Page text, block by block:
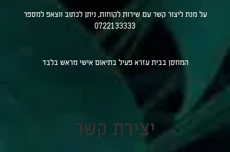
על מנת ליצור קשר עם שירות לקוחות, ניתן לכתוב ווצאפ למספר
0722133333
המחסן בבית עזרא פעיל בתיאום אישי מראש בלבד
יצירת קשר